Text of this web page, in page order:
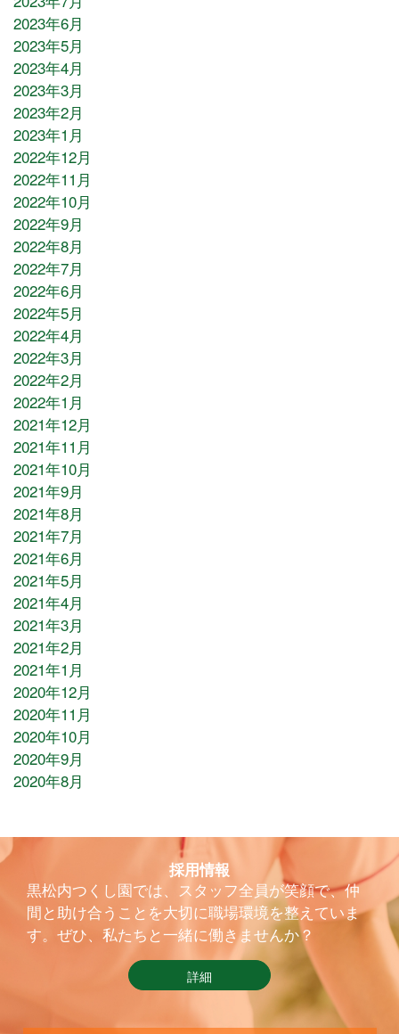
2023年6月
2023年5月
2023年4月
2023年3月
2023年2月
2023年1月
2022年12月
2022年11月
2022年10月
2022年9月
2022年8月
2022年7月
2022年6月
2022年5月
2022年4月
2022年3月
2022年2月
2022年1月
2021年12月
2021年11月
2021年10月
2021年9月
2021年8月
2021年7月
2021年6月
2021年5月
2021年4月
2021年3月
2021年2月
2021年1月
2020年12月
2020年11月
2020年10月
2020年9月
2020年8月
採用情報
黒松内つくし園では、スタッフ全員が笑顔で、仲
間と助け合うことを大切に職場環境を整えていま
す。ぜひ、私たちと一緒に働きませんか？
詳細